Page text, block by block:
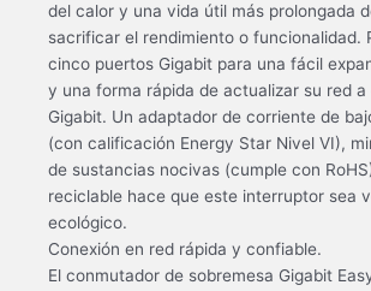
del calor y una vida útil más prolongada
sacrificar el rendimiento o funcionalidad.
cinco puertos Gigabit para una fácil
y una forma rápida de actualizar su red
Gigabit. Un adaptador de corriente de
(con calificación Energy Star Nivel VI),
de sustancias nocivas (cumple con
reciclable hace que este interruptor sea
ecológico.
Conexión en red rápida y confiable.
El conmutador de sobremesa Gigabit